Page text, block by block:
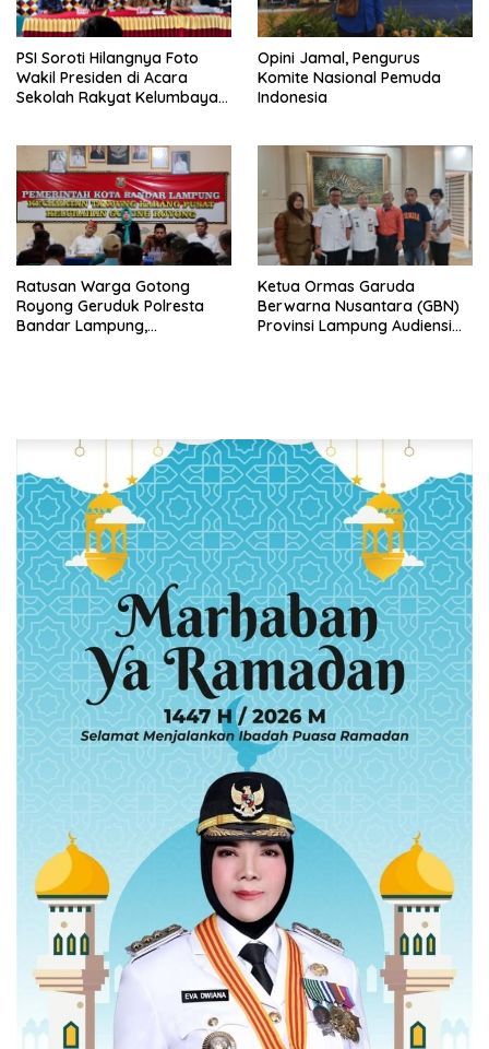
PSI Soroti Hilangnya Foto
Wakil Presiden di Acara
Sekolah Rakyat Kelumbayan,
Opini Jamal, Pengurus
Komite Nasional Pemuda
Indonesia
Ratusan Warga Gotong
Royong Geruduk Polresta
Bandar Lampung,
Ketua Ormas Garuda
Berwarna Nusantara (GBN)
Provinsi Lampung Audiensi